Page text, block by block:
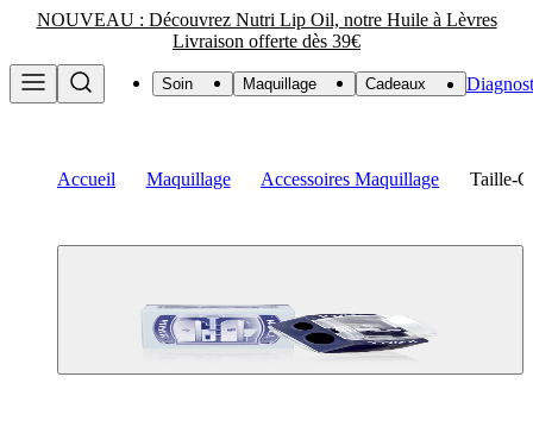
NOUVEAU : Découvrez Nutri Lip Oil, notre Huile à Lèvres
Livraison offerte dès 39€
Soin Maquillage Cadeaux
Accueil Maquillage Accessoires Maquillage Taille-